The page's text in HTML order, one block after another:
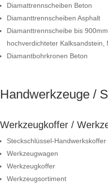
Diamattrennscheiben Beton
Diamanttrennscheiben Asphalt
Diamanttrennscheibe bis
hochverdichteter Kalksandstein,
Diamantbohrkronen Beton
Handwerkzeuge /
Werkzeugkoffer /
Steckschlüssel-Handwerkskoffer
Werkzeugwagen
Werkzeugkoffer
Werkzeugsortiment